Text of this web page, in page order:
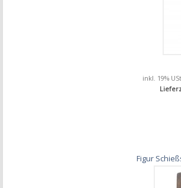
inkl. 19%
Figur